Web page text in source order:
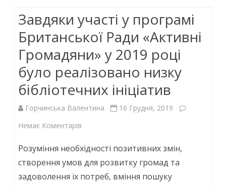
o
k
p
p
n
Завдяки участі у програмі
Британської Ради «Активні
Громадяни» у 2019 році
було реалізовано низку
бібліотечних ініціатив
Горчинська Валентина
16 Грудня, 2019
Немає Коментарів
участі
у
Розуміння необхідності позитивних змін,
створення умов для розвитку громад та
задоволення їх потреб, вміння пошуку